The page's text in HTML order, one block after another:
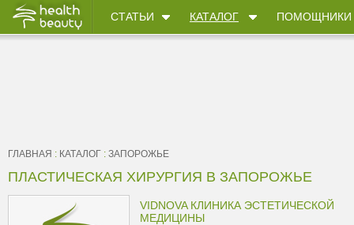
СТАТЬИ КАТАЛОГ ПОМОЩНИКИ
ГЛАВНАЯ : КАТАЛОГ : ЗАПОРОЖЬЕ
ПЛАСТИЧЕСКАЯ ХИРУРГИЯ В ЗАПОРОЖЬЕ
VIDNOVA КЛИНИКА ЭСТЕТИЧЕСКОЙ
МЕДИЦИНЫ